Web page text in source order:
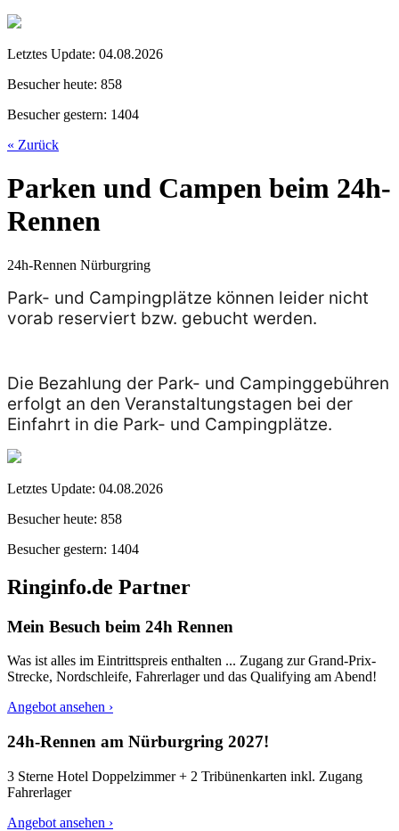
Letztes Update: 04.08.2026
Besucher heute: 858
Besucher gestern: 1404
« Zurück
Parken und Campen beim 24h-
Rennen
24h-Rennen Nürburgring
Park- und Campingplätze können leider nicht
vorab reserviert bzw. gebucht werden.
Die Bezahlung der Park- und Campinggebühren
erfolgt an den Veranstaltungstagen bei der
Einfahrt in die Park- und Campingplätze.
Letztes Update: 04.08.2026
Besucher heute: 858
Besucher gestern: 1404
Ringinfo.de Partner
Mein Besuch beim 24h Rennen
Was ist alles im Eintrittspreis enthalten ... Zugang zur Grand-Prix-
Strecke, Nordschleife, Fahrerlager und das Qualifying am Abend!
Angebot ansehen ›
24h-Rennen am Nürburgring 2027!
3 Sterne Hotel Doppelzimmer + 2 Tribünenkarten inkl. Zugang
Fahrerlager
Angebot ansehen ›